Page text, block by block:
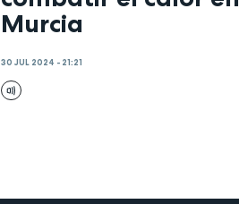
Murcia
30 JUL 2024 - 21:21